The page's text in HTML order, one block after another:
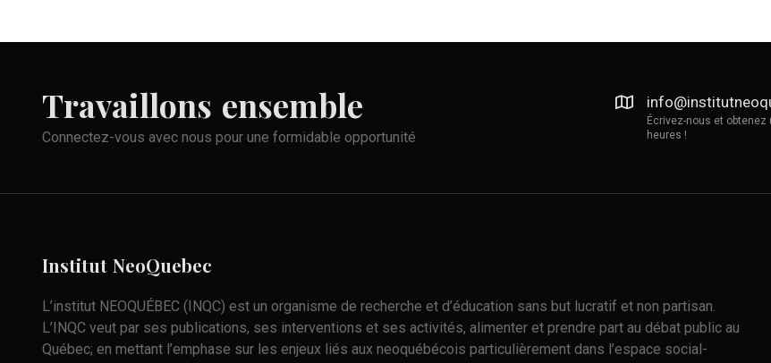
Travaillons ensemble
Connectez-vous avec nous pour une formidable opportunité
Écrivez-nous et obtenez
heures !
Institut NeoQuebec
L’institut NEOQUÉBEC (INQC) est un organisme de recherche et d’éducation sans but lucratif et non partisan.
L’INQC veut par ses publications, ses interventions et ses activités, alimenter et prendre part au débat public au
Québec; en mettant l’emphase sur les enjeux liés aux neoquébécois particulièrement dans l’espace social-